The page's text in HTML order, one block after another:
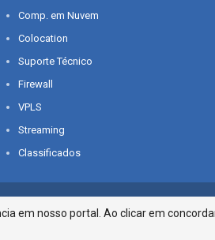
Comp. em Nuvem
Colocation
Suporte Técnico
Firewall
VPLS
Streaming
Classificados
em nosso portal. Ao clicar em